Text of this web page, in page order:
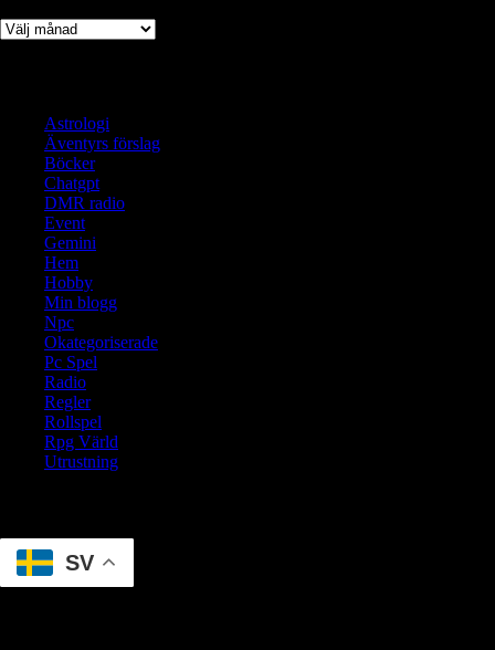
Astrologi
Äventyrs förslag
Böcker
Chatgpt
DMR radio
Event
Gemini
Hem
Hobby
Min blogg
Npc
Okategoriserade
Pc Spel
Radio
Regler
Rollspel
Rpg Värld
Utrustning
SV